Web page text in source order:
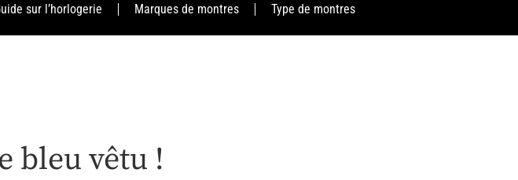
sur l’horlogerie Marques de montres Type de montres
bleu vêtu !